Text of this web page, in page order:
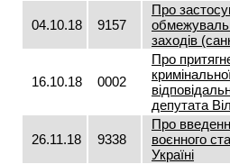
04.10.18 9157
Про
заходів
16.10.18 0002
Про
депутата
26.11.18 9338
Про
воєнного
Україні